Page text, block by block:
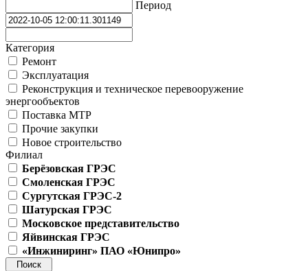
Период
Категория
Ремонт
Эксплуатация
Реконструкция и техническое перевооружение
энергообъектов
Поставка МТР
Прочие закупки
Новое строительство
Филиал
Берёзовская ГРЭС
Смоленская ГРЭС
Сургутская ГРЭС-2
Шатурская ГРЭС
Московское представительство
Яйвинская ГРЭС
«Инжиниринг» ПАО «Юнипро»